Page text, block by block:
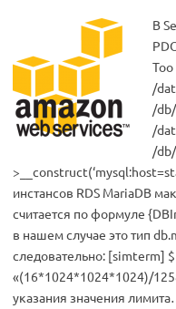
В
/
/
/
/
инстансов RDS MariaDB
считается по формуле
в нашем случае это тип
следовательно: [simterm]
«(16*1024*1024*1024)/
указания значения